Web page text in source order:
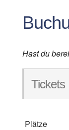
Hast du
Tickets
Plätze